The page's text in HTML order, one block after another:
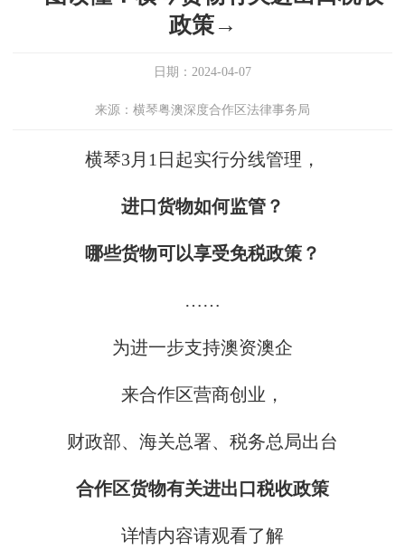
政策→
日期：2024-04-07
来源：横琴粤澳深度合作区法律事务局
横琴3月1日起实行分线管理，
进口货物如何监管？
哪些货物可以享受免税政策？
……
为进一步支持澳资澳企
来合作区营商创业，
财政部、海关总署、税务总局出台
合作区货物有关进出口税收政策
详情内容请观看了解